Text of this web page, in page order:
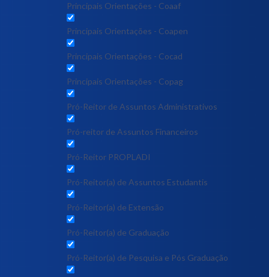
Principais Orientações - Coaaf
Principais Orientações - Coapen
Principais Orientações - Cocad
Principais Orientações - Copag
Pró-Reitor de Assuntos Administrativos
Pró-reitor de Assuntos Financeiros
Pró-Reitor PROPLADI
Pró-Reitor(a) de Assuntos Estudantis
Pró-Reitor(a) de Extensão
Pró-Reitor(a) de Graduação
Pró-Reitor(a) de Pesquisa e Pós Graduação